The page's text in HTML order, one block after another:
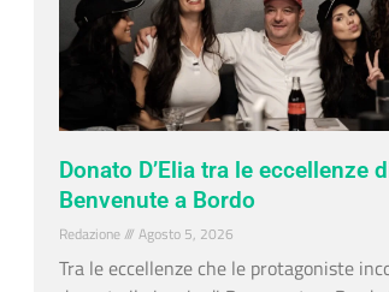
Donato D’Elia tra le eccellenze
Benvenute a Bordo
Redazione Agosto 5, 2026
Tra le eccellenze che le protagoniste